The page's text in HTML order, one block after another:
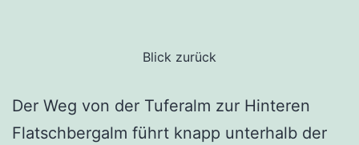
Blick zurück
Der Weg von der Tuferalm zur Hinteren
Flatschbergalm führt knapp unterhalb der